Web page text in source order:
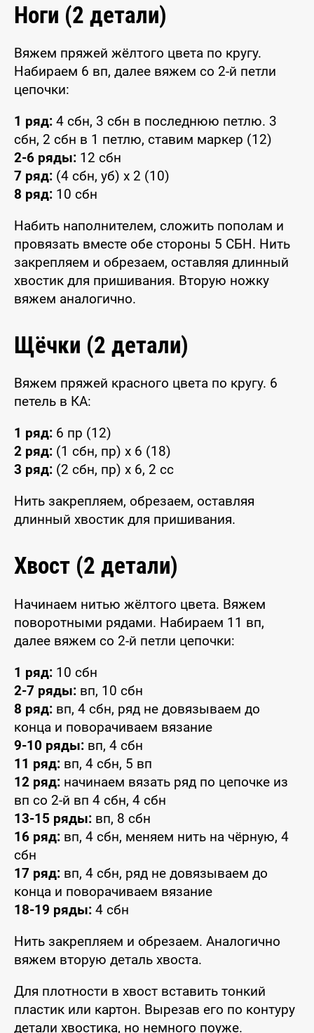
Ноги (2 детали)
Вяжем пряжей жёлтого цвета по кругу.
Набираем 6 вп, далее вяжем со 2-й петли
цепочки:
1 ряд: 4 сбн, 3 сбн в последнюю петлю. 3
сбн, 2 сбн в 1 петлю, ставим маркер (12)
2-6 ряды: 12 сбн
7 ряд: (4 сбн, уб) x 2 (10)
8 ряд: 10 сбн
Набить наполнителем, сложить пополам и
провязать вместе обе стороны 5 СБН. Нить
закрепляем и обрезаем, оставляя длинный
хвостик для пришивания. Вторую ножку
вяжем аналогично.
Щёчки (2 детали)
Вяжем пряжей красного цвета по кругу. 6
петель в КА:
1 ряд: 6 пр (12)
2 ряд: (1 сбн, пр) x 6 (18)
3 ряд: (2 сбн, пр) x 6, 2 сс
Нить закрепляем, обрезаем, оставляя
длинный хвостик для пришивания.
Хвост (2 детали)
Начинаем нитью жёлтого цвета. Вяжем
поворотными рядами. Набираем 11 вп,
далее вяжем со 2-й петли цепочки:
1 ряд: 10 сбн
2-7 ряды: вп, 10 сбн
8 ряд: вп, 4 сбн, ряд не довязываем до
конца и поворачиваем вязание
9-10 ряды: вп, 4 сбн
11 ряд: вп, 4 сбн, 5 вп
12 ряд: начинаем вязать ряд по цепочке из
вп со 2-й вп 4 сбн, 4 сбн
13-15 ряды: вп, 8 сбн
16 ряд: вп, 4 сбн, меняем нить на чёрную, 4
сбн
17 ряд: вп, 4 сбн, ряд не довязываем до
конца и поворачиваем вязание
18-19 ряды: 4 сбн
Нить закрепляем и обрезаем. Аналогично
вяжем вторую деталь хвоста.
Для плотности в хвост вставить тонкий
пластик или картон. Вырезав его по контуру
детали хвостика, но немного поуже.